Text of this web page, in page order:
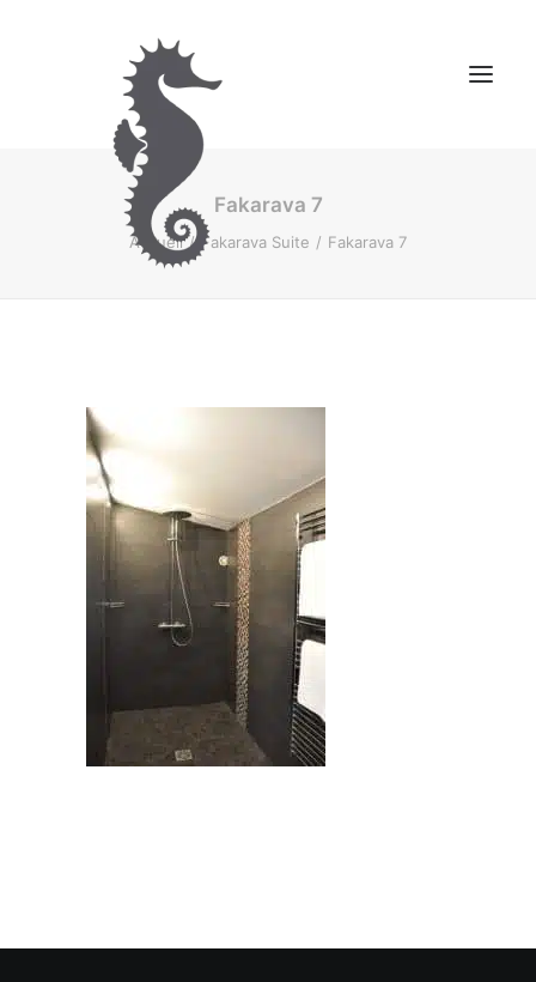
NOS CHAMBRES D’HÔTES
MONTAGNE
Fakarava 7
Accueil Fakarava Suite Fakarava 7